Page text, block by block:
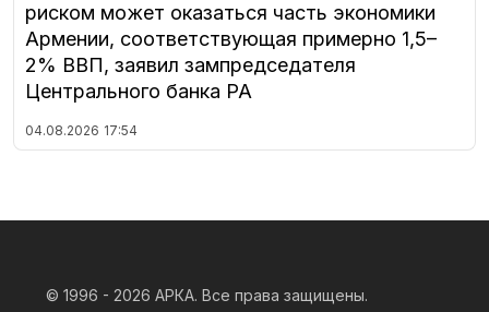
риском может оказаться часть экономики
Армении, соответствующая примерно 1,5–
2% ВВП, заявил зампредседателя
Центрального банка РА
04.08.2026 17:54
© 1996 - 2026 АРКА. Все права защищены.